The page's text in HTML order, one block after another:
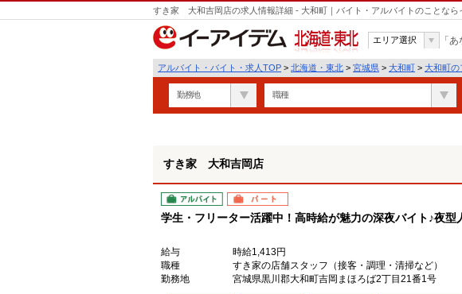
すき家 大和吉岡店の求人情報詳細 - 大和町｜バイト・アルバイトのことなら
北海道・東北
エリア選択 「
アルバイト・バイト・求人TOP > 北海道・東北 > 宮城県 > 大和町 > 大和町の
勤務地 職種
すき家 大和吉岡店
アルバイト パート
学生・フリーター活躍中！高時給が魅力の深夜バイト♪夜
給与
時給1,413円
職種
すき家の店舗スタッフ（接客・調理・清掃など）
勤務地
宮城県黒川郡大和町吉岡まほろば2丁目21番1号